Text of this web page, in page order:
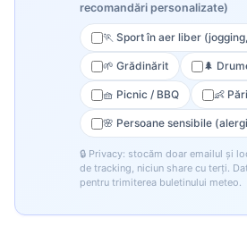
recomandări personalizate)
🏃 Sport în aer liber
🌱 Grădinărit 🌲
🧺 Picnic / BBQ 👶
🌸 Persoane sensibile
🔒 Privacy: stocăm doar emailul și
de tracking, niciun share cu terți.
pentru trimiterea buletinului meteo.